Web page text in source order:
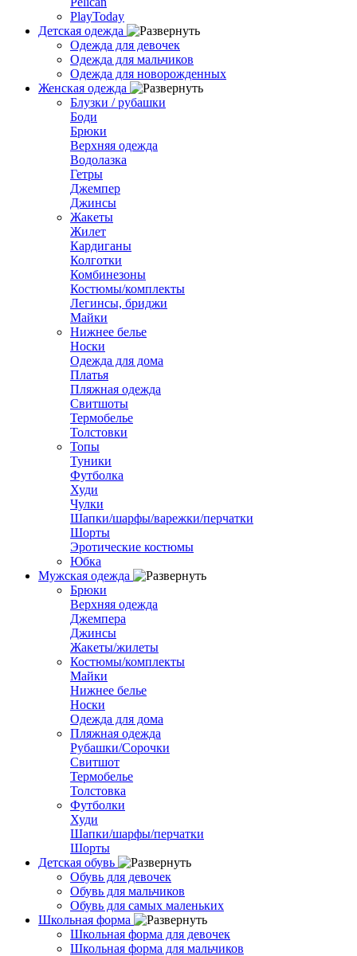
PlayToday
Детская одежда
Одежда для девочек
Одежда для мальчиков
Одежда для новорожденных
Женская одежда
Блузки / рубашки
Боди
Брюки
Верхняя одежда
Водолазка
Гетры
Джемпер
Джинсы
Жакеты
Жилет
Кардиганы
Колготки
Комбинезоны
Костюмы/комплекты
Легинсы, бриджи
Майки
Нижнее белье
Носки
Одежда для дома
Платья
Пляжная одежда
Свитшоты
Термобелье
Толстовки
Топы
Туники
Футболка
Худи
Чулки
Шапки/шарфы/варежки/перчатки
Шорты
Эротические костюмы
Юбка
Мужская одежда
Брюки
Верхняя одежда
Джемпера
Джинсы
Жакеты/жилеты
Костюмы/комплекты
Майки
Нижнее белье
Носки
Одежда для дома
Пляжная одежда
Рубашки/Сорочки
Свитшот
Термобелье
Толстовка
Футболки
Худи
Шапки/шарфы/перчатки
Шорты
Детская обувь
Обувь для девочек
Обувь для мальчиков
Обувь для самых маленьких
Школьная форма
Школьная форма для девочек
Школьная форма для мальчиков